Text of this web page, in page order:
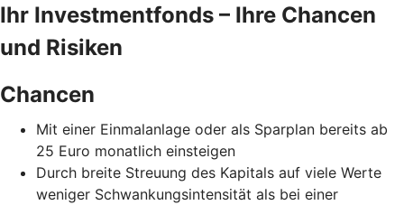
Ihr Investmentfonds – Ihre Chancen
und Risiken
Chancen
Mit einer Einmalanlage oder als Sparplan bereits ab
25 Euro monatlich einsteigen
Durch breite Streuung des Kapitals auf viele Werte
weniger Schwankungsintensität als bei einer